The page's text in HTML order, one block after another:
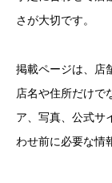
さが大切です。
掲載ページは、店
店名や住所だけで
ア、写真、公式サ
わせ前に必要な情